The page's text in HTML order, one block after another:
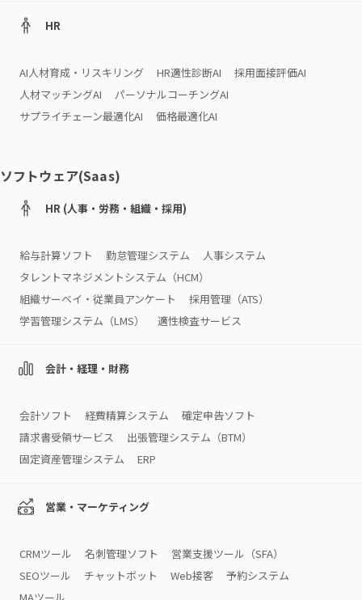
HR
AI人材育成・リスキリング HR適性診断AI
採用面接評価AI
人材マッチングAI
パーソナルコーチングAI
サプライチェーン最適化AI
価格最適化AI
ソフトウェア(Saas)
HR (人事・労務・組織・採用)
給与計算ソフト 勤怠管理システム
人事システム
タレントマネジメントシステム（HCM）
組織サーベイ・従業員アンケート
採用管理（ATS）
学習管理システム（LMS）
適性検査サービス
会計・経理・財務
会計ソフト 経費精算システム
確定申告ソフト
請求書受領サービス
出張管理システム（BTM）
固定資産管理システム
ERP
営業・マーケティング
CRMツール 名刺管理ソフト
営業支援ツール（SFA）
SEOツール
チャットボット Web接客
予約システム